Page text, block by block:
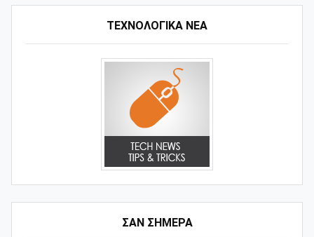
ΤΕΧΝΟΛΟΓΙΚΑ ΝΕΑ
ΣΑΝ ΣΗΜΕΡΑ